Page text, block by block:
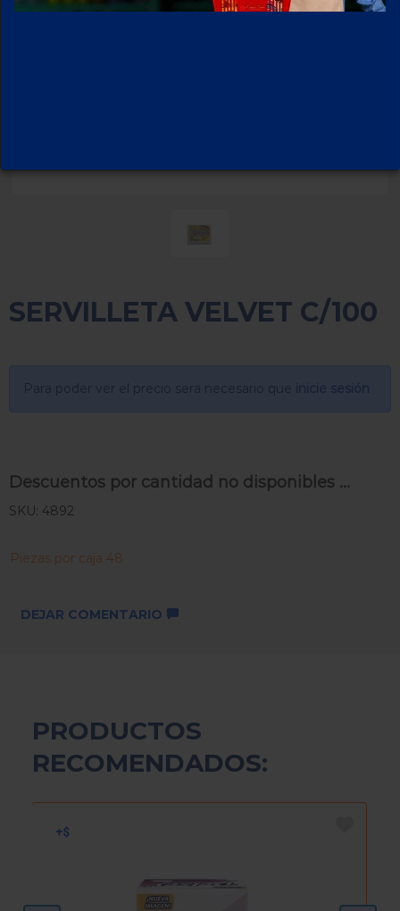
SERVILLETA VELVET C/100
Para poder ver el precio sera necesario que
Descuentos por cantidad no disponibles ...
SKU: 4892
Piezas por caja 48
DEJAR COMENTARIO
PRODUCTOS
RECOMENDADOS: